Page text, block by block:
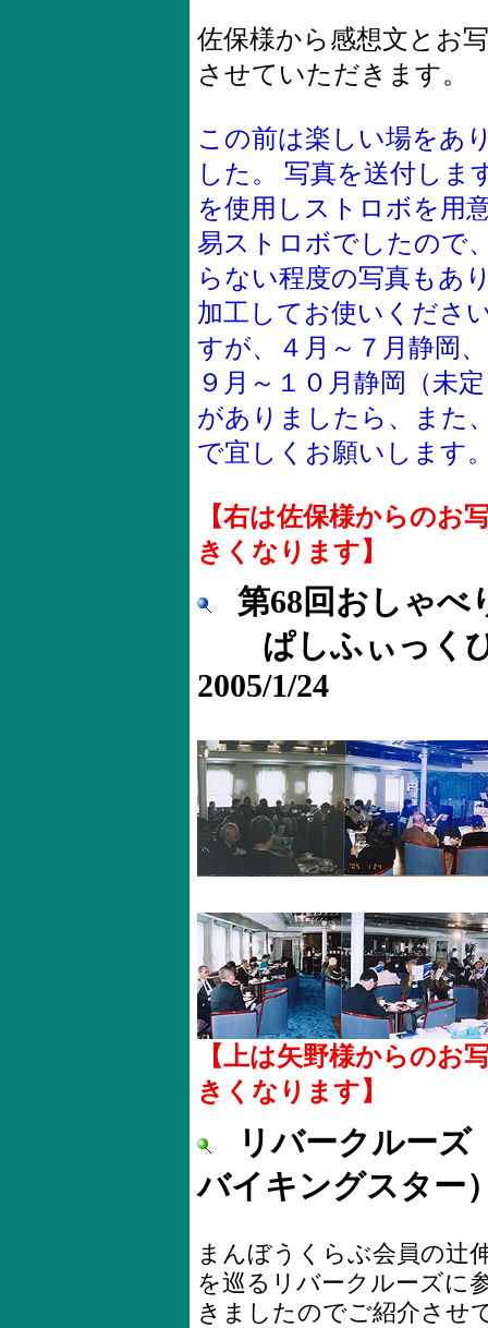
佐保様から感想文とお
させていただきます。
この前は楽しい場をあ
した。 写真を送付しま
を使用しストロボを用
易ストロボでしたので
らない程度の写真もあ
加工してお使いくださ
すが、４月～７月静岡
９月～１０月静岡（未
がありましたら、また
で宜しくお願いします
【右は佐保様からのお
きくなります】
第68回おしゃべ
ぱしふぃっく
2005/1/24
【上は矢野様からのお
きくなります】
リバークルーズ
バイキングスタ
まんぼうくらぶ会員の辻
を巡るリバークルーズに
きましたのでご紹介させ